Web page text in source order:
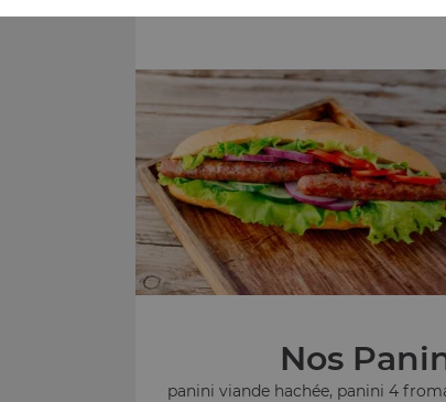
Nos
panini viande hachée, panini 4